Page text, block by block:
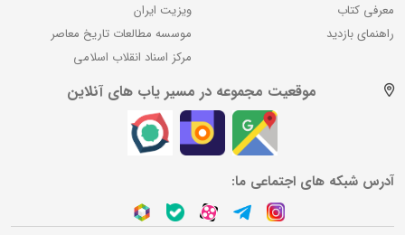
معرفی کتاب
راهنمای بازدید
ویزیت ایران
موسسه مطالعات تاریخ معاصر
مرکز اسناد انقلاب اسلامی
موقعیت مجموعه در مسیر یاب های آنلاین
آدرس شبکه های اجتماعی ما: